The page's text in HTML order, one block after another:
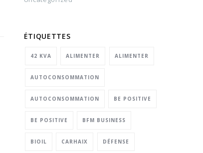
ÉTIQUETTES
42 KVA ALIMENTER ALIMENTER
AUTOCONSOMMATION
AUTOCONSOMMATION BE POSITIVE
BE POSITIVE BFM BUSINESS
BIOIL CARHAIX DÉFENSE